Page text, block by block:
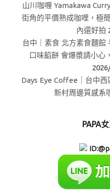
山川咖喱 Yamakawa
街角的平價熟成咖哩，極
內還好拍
台中｜素食 北方素食麵館
口味餡餅 會爆漿請小心
Days Eye Coffee｜台中
新村周邊質感系
PAPA